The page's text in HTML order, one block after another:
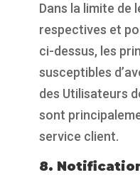
Dans la limite de
respectives et
ci-dessus, les
susceptibles
des Utilisateurs
sont
service client.
8.